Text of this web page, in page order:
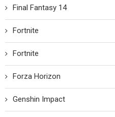
Final Fantasy 14
Fortnite
Fortnite
Forza Horizon
Genshin Impact